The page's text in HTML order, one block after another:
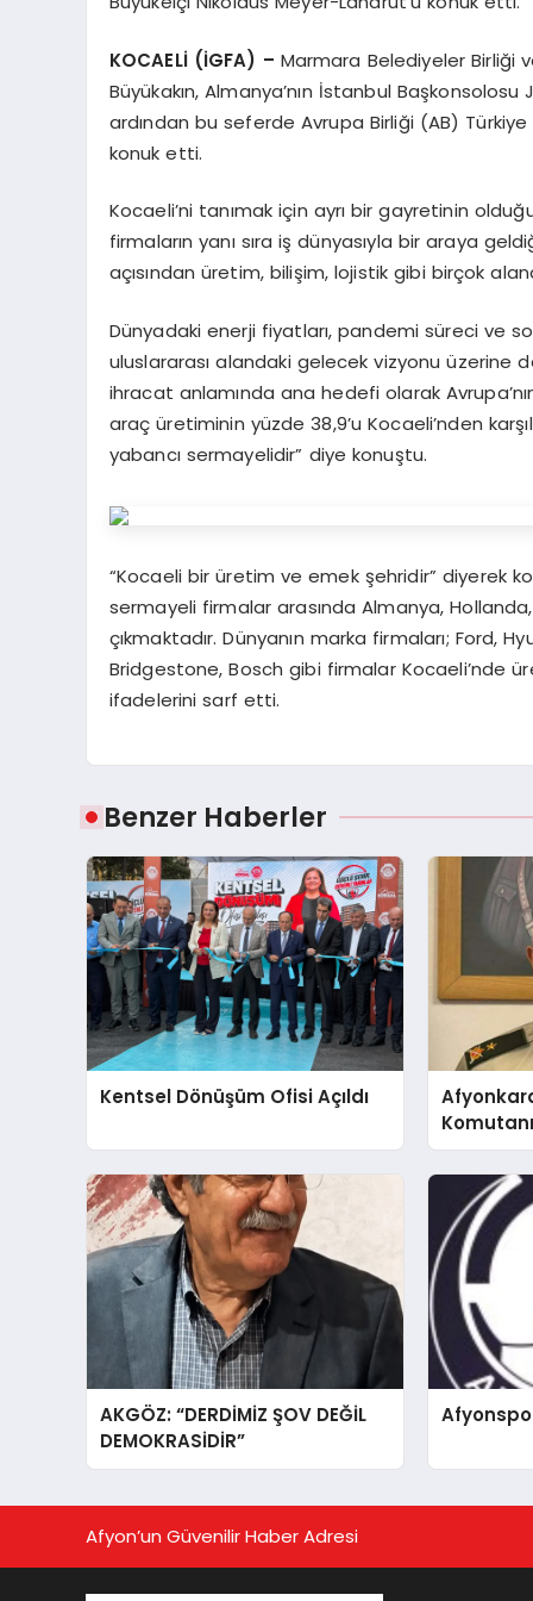
KOCAELİ (İGFA) – Marmara Belediyeler Birliği
Büyükakın, Almanya’nın İstanbul
ardından bu seferde Avrupa Birliği (AB)
konuk etti.
Kocaeli’ni tanımak için ayrı bir gayretinin
firmaların yanı sıra iş dünyasıyla bir araya
açısından üretim, bilişim, lojistik gibi birçok
Dünyadaki enerji fiyatları, pandemi süreci ve
uluslararası alandaki gelecek vizyonu üzerine
ihracat anlamında ana hedefi olarak
araç üretiminin yüzde 38,9’u Kocaeli’nden
yabancı sermayelidir” diye konuştu.
“Kocaeli bir üretim ve emek şehridir” diyerek
sermayeli firmalar arasında Almanya,
çıkmaktadır. Dünyanın marka firmaları; Ford,
Bridgestone, Bosch gibi firmalar Kocaeli’nde
ifadelerini sarf etti.
Benzer Haberler
Kentsel Dönüşüm Ofisi Açıldı
AKGÖZ: “DERDİMİZ ŞOV DEĞİL
DEMOKRASİDİR”
Afyon’un Güvenilir Haber Adresi